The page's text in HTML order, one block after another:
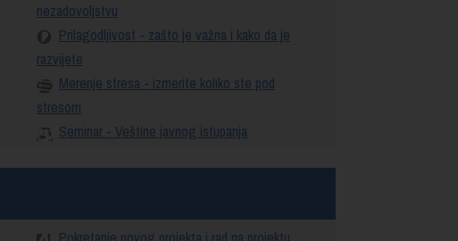
nezadovoljstvu
Prilagodljivost - zašto je važna i kako da je
razvijete
Merenje stresa - izmerite koliko ste pod
stresom
Seminar - Veštine javnog istupanja